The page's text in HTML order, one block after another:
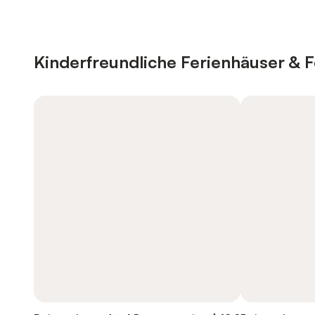
Kinderfreundliche Ferienhäuser &